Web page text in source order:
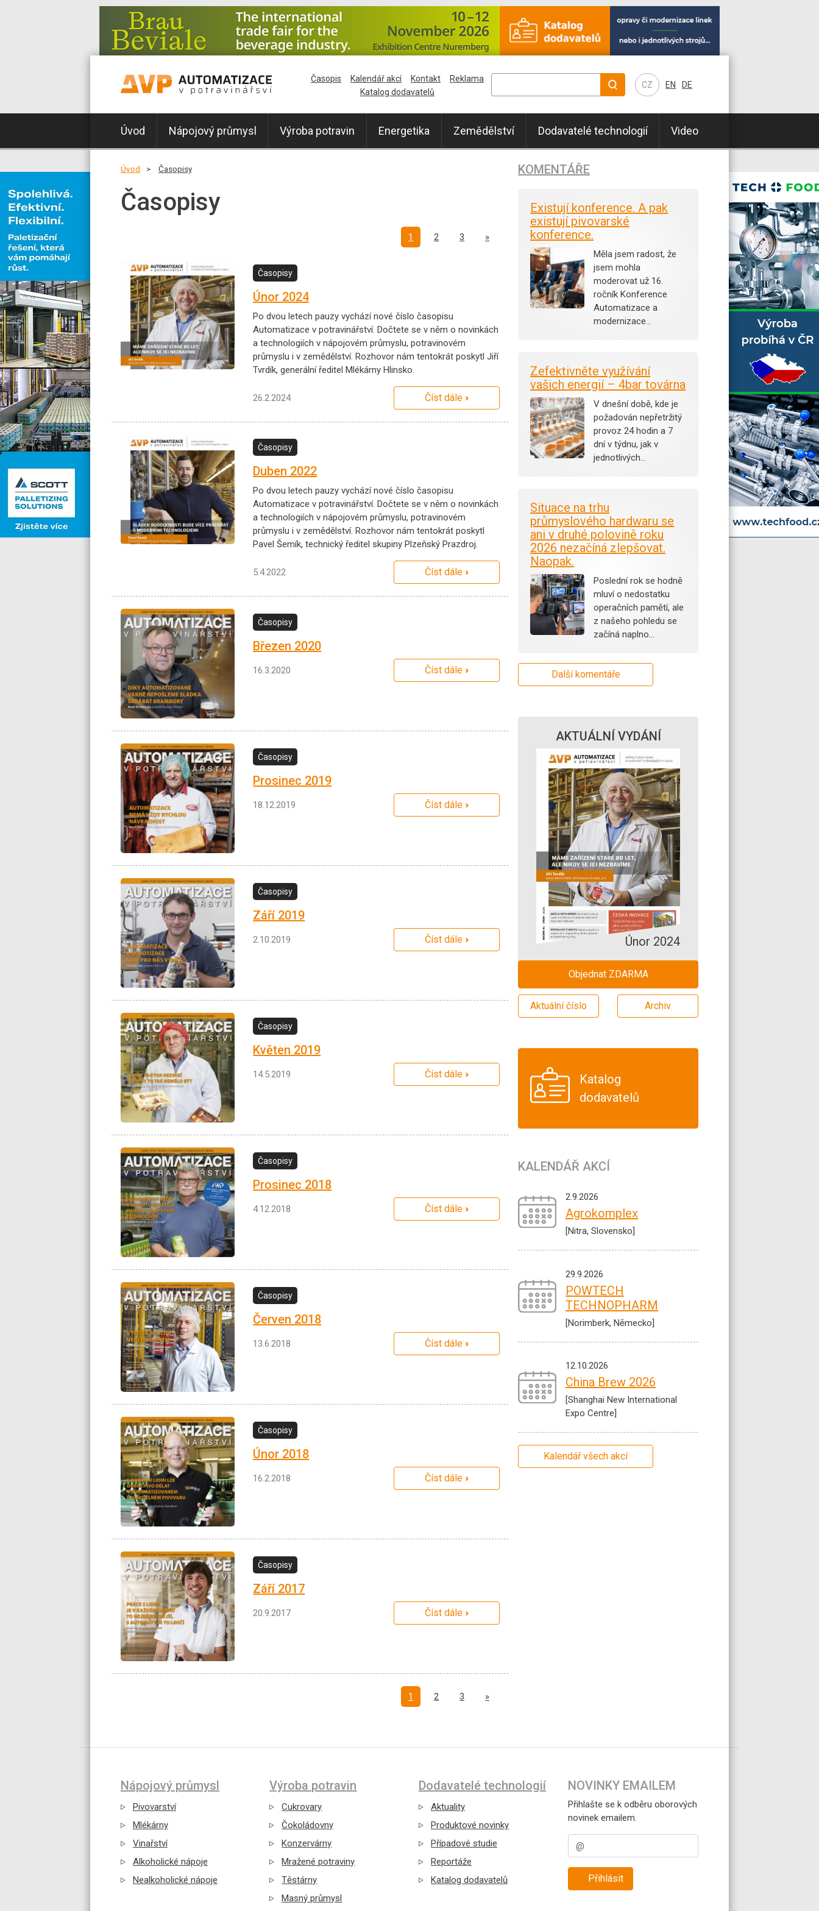
CZ EN DE
Úvod Nápojový průmysl Výroba potravin Energetika Zemědělství Dodavatelé technologií Video
Časopis Kalendář akcí Kontakt
Reklama
Katalog dodavatelů
Úvod Časopisy
Časopisy
1 2 3 »Další
Časopisy
Únor 2024
Po dvou letech pauzy vychází nové číslo časopisu
Automatizace v potravinářství. Dočtete se v něm o novinkách
a technologiích v nápojovém průmyslu, potravinovém
průmyslu i v zemědělství. Rozhovor nám tentokrát poskytl Jiří
Tvrdík, generální ředitel Mlékárny Hlinsko.
26.2.2024 Číst dále
Časopisy
Duben 2022
Po dvou letech pauzy vychází nové číslo časopisu
Automatizace v potravinářství. Dočtete se v něm o novinkách
a technologiích v nápojovém průmyslu, potravinovém
průmyslu i v zemědělství. Rozhovor nám tentokrát poskytl
Pavel Šemík, technický ředitel skupiny Plzeňský Prazdroj.
5.4.2022 Číst dále
Časopisy
Březen 2020
16.3.2020 Číst dále
Časopisy
Prosinec 2019
18.12.2019 Číst dále
Časopisy
Září 2019
2.10.2019 Číst dále
Časopisy
Květen 2019
14.5.2019 Číst dále
Časopisy
Prosinec 2018
4.12.2018 Číst dále
Časopisy
Červen 2018
13.6.2018 Číst dále
Časopisy
Únor 2018
16.2.2018 Číst dále
Časopisy
Září 2017
20.9.2017 Číst dále
1 2 3 »Další
KOMENTÁŘE
Existují konference. A pak
existují pivovarské
konference.
Měla jsem radost, že
jsem mohla
moderovat už 16.
ročník Konference
Automatizace a
modernizace…
Zefektivněte využívání
vašich energií – 4bar továrna
V dnešní době, kde je
požadován nepřetržitý
provoz 24 hodin a 7
dní v týdnu, jak v
jednotlivých…
Situace na trhu
průmyslového hardwaru se
ani v druhé polovině roku
2026 nezačíná zlepšovat.
Naopak.
Poslední rok se hodně
mluví o nedostatku
operačních pamětí, ale
z našeho pohledu se
začíná naplno…
Další komentáře
AKTUÁLNÍ VYDÁNÍ
Únor 2024
Objednat ZDARMA
Aktuální číslo Archiv
Katalog
dodavatelů
KALENDÁŘ AKCÍ
2.9.2026
Agrokomplex
[Nitra, Slovensko]
29.9.2026
POWTECH
TECHNOPHARM
[Norimberk, Německo]
12.10.2026
China Brew 2026
[Shanghai New International
Expo Centre]
Kalendář všech akcí
Nápojový průmysl
Pivovarství
Mlékárny
Vinařství
Alkoholické nápoje
Nealkoholické nápoje
Výroba potravin
Cukrovary
Čokoládovny
Konzervárny
Mražené potraviny
Těstárny
Masný průmysl
Dodavatelé technologií
Aktuality
Produktové novinky
Případové studie
Reportáže
Katalog dodavatelů
NOVINKY EMAILEM
Přihlašte se k odběru oborových
novinek emailem.
Přihlásit